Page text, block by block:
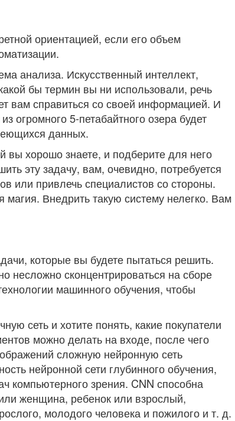
ориентацией, если его объем
анализа. Искусственный интеллект,
бы термин вы ни использовали, речь
вам справиться со своей информацией. И
огромного 5-петабайтного озера будет
данных.
вы хорошо знаете, и подберите для него
эту задачу, вам, очевидно, потребуется
или привлечь специалистов со стороны.
Внедрить такую систему нелегко. Вам
которые вы будете пытаться решить.
несложно сконцентрироваться на сборе
машинного обучения, чтобы
сеть и хотите понять, какие покупатели
можно делать на входе, после чего
сложную нейронную сеть
нейронной сети глубинного обучения,
компьютерного зрения. CNN способна
женщина, ребенок или взрослый,
молодого человека и пожилого и т. д.